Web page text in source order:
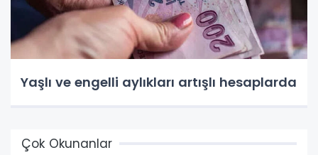
Yaşlı ve engelli aylıkları artışlı hesaplarda
Çok Okunanlar